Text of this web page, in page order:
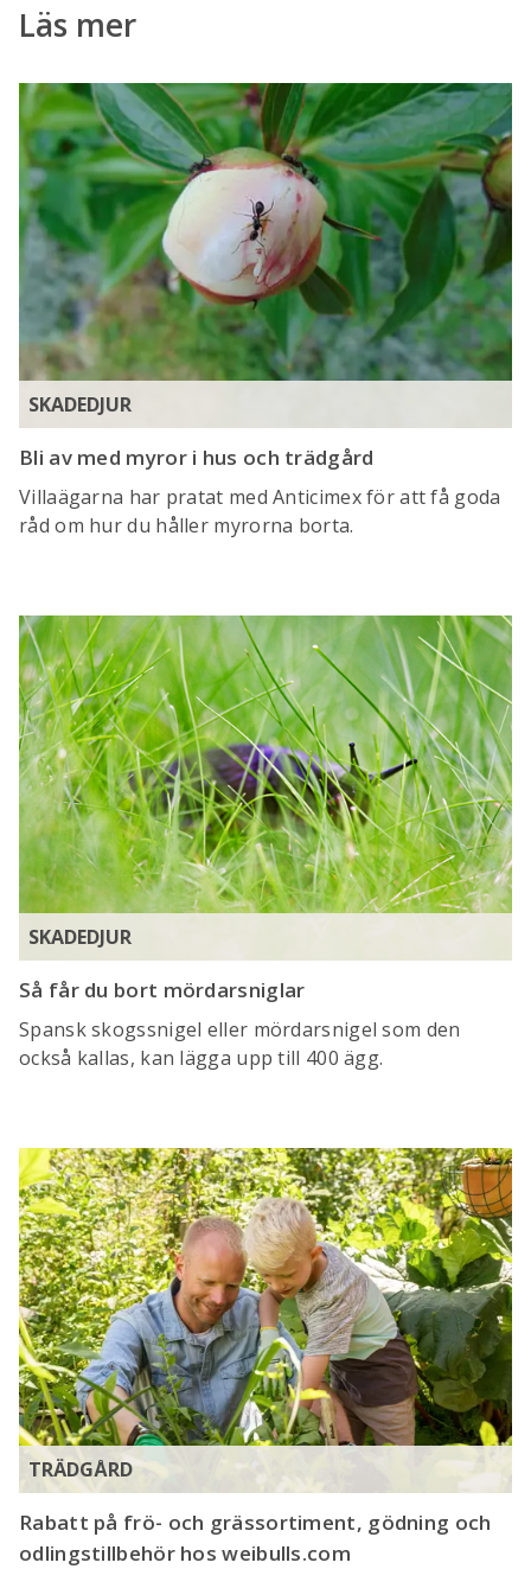
Läs mer
SKADEDJUR
Bli av med myror i hus och trädgård
Villaägarna har pratat med Anticimex för att få goda
råd om hur du håller myrorna borta.
SKADEDJUR
Så får du bort mördarsniglar
Spansk skogssnigel eller mördarsnigel som den
också kallas, kan lägga upp till 400 ägg.
TRÄDGÅRD
Rabatt på frö- och grässortiment, gödning och
odlingstillbehör hos weibulls.com